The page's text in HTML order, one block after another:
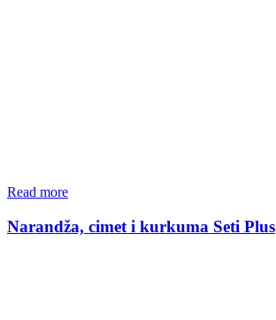
Read more
Narandža, cimet i kurkuma Seti Plus